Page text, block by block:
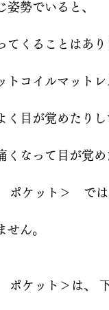
勢でいると、
てくることはあり
トコイルマット
目が覚めたりし
くなって目が覚
ポケット＞　では
ん。
ポケット＞は、